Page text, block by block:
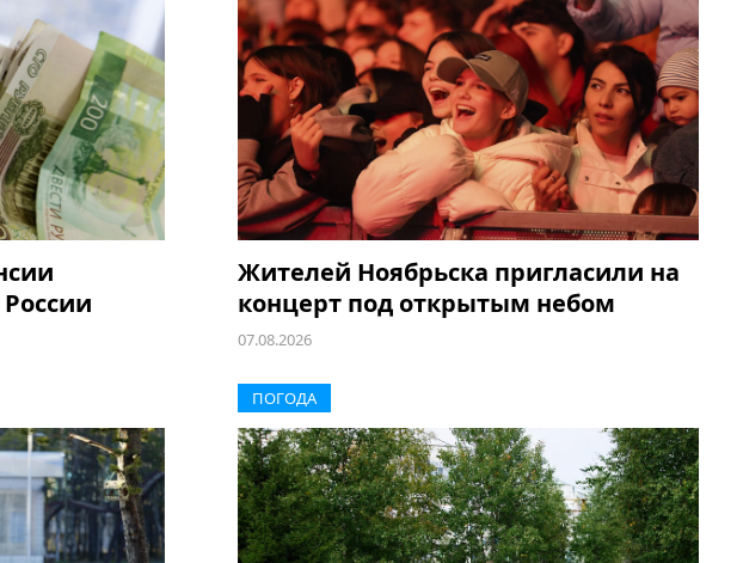
Жителей Ноябрьска пригласили на
концерт под открытым небом
07.08.2026
ПОГОДА